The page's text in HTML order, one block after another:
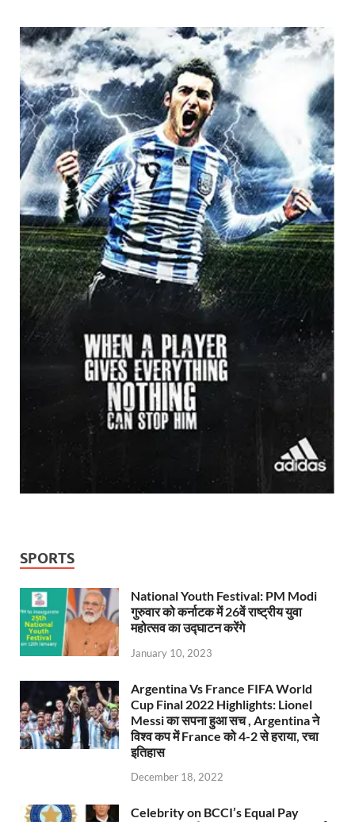
SPORTS
National Youth Festival: PM Modi
गुरुवार को कर्नाटक में 26वें राष्ट्रीय युवा
महोत्सव का उद्घाटन करेंगे
January 10, 2023
Argentina Vs France FIFA World
Cup Final 2022 Highlights: Lionel
Messi का सपना हुआ सच , Argentina ने
विश्व कप में France को 4-2 से हराया, रचा
इतिहास
December 18, 2022
Celebrity on BCCI’s Equal Pay